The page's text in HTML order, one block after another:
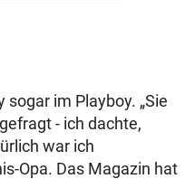
im Playboy. „Sie
- ich dachte,
war ich
Opa. Das Magazin hat